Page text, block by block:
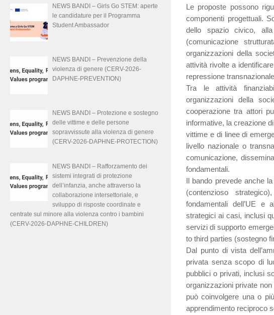
Le proposte possono
componenti progettuali.
dello spazio civico,
(comunicazione
organizzazioni della
attività rivolte a
repressione
Tra le attività
organizzazioni della
cooperazione tra attori
informative, la creazione
vittime e di linee di
livello nazionale o
comunicazione,
fondamentali.
Il bando prevede anche
(contenzioso
fondamentali dell’UE e
strategici ai casi, inclusi
servizi di supporto
to third parties (sostegno
Dal punto di vista
privata senza scopo di
pubblici o privati, inclusi
organizzazioni private
può coinvolgere una o
apprendimento reciproco
NEWS BANDI – Girls Go STEM: aperte
le candidature per il Programma
Student Ambassador
NEWS BANDI – Prevenzione della
violenza di genere (CERV-2026-
DAPHNE-PREVENTION)
NEWS BANDI – Protezione e sostegno
delle vittime e delle persone
sopravvissute alla violenza di genere
(CERV-2026-DAPHNE-PROTECTION)
NEWS BANDI – Rafforzamento dei
sistemi integrati di protezione
dell’infanzia, anche attraverso la
collaborazione intersettoriale, e
sviluppo di risposte coordinate e
centrate sul minore alla violenza contro i bambini
(CERV-2026-DAPHNE-CHILDREN)